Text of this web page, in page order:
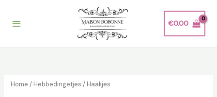
€0.00
Home / Hebbedingetjes / Haakjes